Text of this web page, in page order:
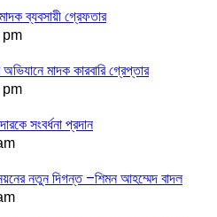
ব্যবসায়ী গ্রেফতার
pm
মাদক কারবারি গ্রেপ্তার
pm
সংবর্ধনা প্রদান
নতুন দিগন্ত –শিমন আহম্মেদ বাদল